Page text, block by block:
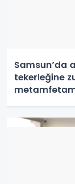
Samsun’da
tekerleğine